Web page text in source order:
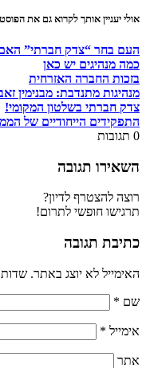
אולי יעניין אותך לקרוא גם את
העם בחר “צדק חברתי” האם
כמה מנהיגים יש כאן
בזכות החברה האזרחית
מנהיגות מתנדבת: מבנימין
צדק חברתי בשלטון המקומי!
התפקידים הייחודיים של
0 תגובות
השאירו תגובה
רוצה להצטרף לדיון?
תרגישו חופשי לתרום!
כתיבת תגובה
האימייל לא יוצג באתר. שדות
שם *
אימייל *
אתר